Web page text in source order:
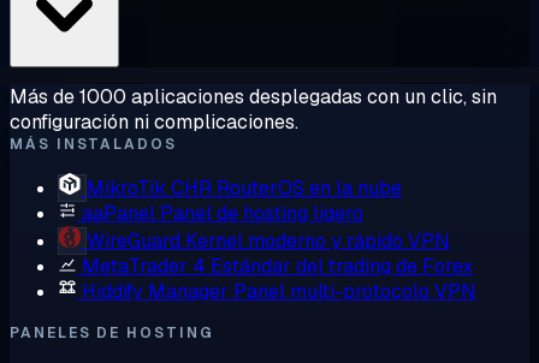
Más de 1000 aplicaciones desplegadas con un clic, sin
configuración ni complicaciones.
MÁS INSTALADOS
MikroTik CHR RouterOS en la nube
aaPanel Panel de hosting ligero
WireGuard Kernel moderno y rápido VPN
MetaTrader 4 Estándar del trading de Forex
Hiddify Manager Panel multi-protocolo VPN
PANELES DE HOSTING